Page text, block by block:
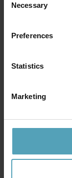
Selection
Necessary
Preferences
Statistics
Marketing